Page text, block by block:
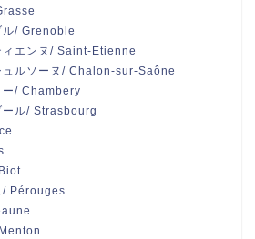
ル/ Grenoble
ィエンヌ/ Saint-Etienne
ュルソーヌ/ Chalon-sur-Saône
ー/ Chambery
ール/ Strasbourg
/ Pérouges